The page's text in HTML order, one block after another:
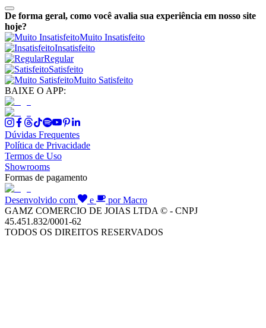
De forma geral, como você avalia sua experiência em nosso site
hoje?
Muito Insatisfeito
Insatisfeito
Regular
Satisfeito
Muito Satisfeito
BAIXE O APP:
Dúvidas Frequentes
Política de Privacidade
Termos de Uso
Showrooms
Formas de pagamento
Desenvolvido com e
por Macro
GAMZ COMERCIO DE JOIAS LTDA © - CNPJ
45.451.832/0001-62
TODOS OS DIREITOS RESERVADOS